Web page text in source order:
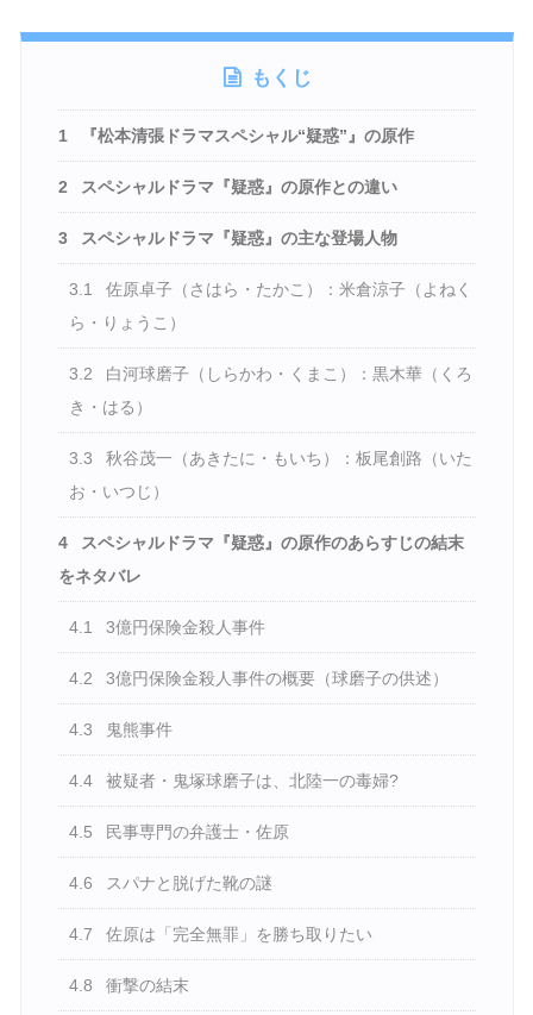
もくじ
1 『松本清張ドラマスペシャル“疑惑”』の原作
2 スペシャルドラマ『疑惑』の原作との違い
3 スペシャルドラマ『疑惑』の主な登場人物
3.1
佐原卓子（さはら・たかこ）：米倉涼子（よねく
ら・りょうこ）
3.2
白河球磨子（しらかわ・くまこ）：黒木華（くろ
き・はる）
3.3
秋谷茂一（あきたに・もいち）：板尾創路（いた
お・いつじ）
4
スペシャルドラマ『疑惑』の原作のあらすじの結末
をネタバレ
4.1 3億円保険金殺人事件
4.2 3億円保険金殺人事件の概要（球磨子の供述）
4.3 鬼熊事件
4.4 被疑者・鬼塚球磨子は、北陸一の毒婦?
4.5 民事専門の弁護士・佐原
4.6 スパナと脱げた靴の謎
4.7 佐原は「完全無罪」を勝ち取りたい
4.8 衝撃の結末